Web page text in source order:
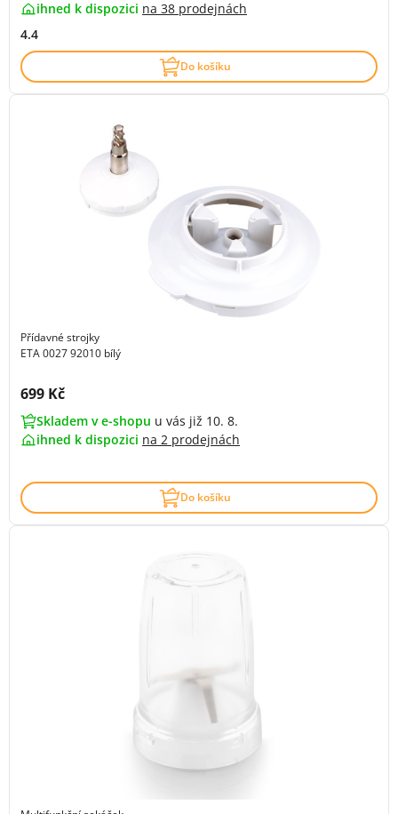
ihned k dispozici na 38 prodejnách
4.4
Do košíku
Přídavné strojky
ETA 0027 92010 bílý
Cena s DPH:
699 Kč
Skladem v e-shopu u vás již 10. 8.
ihned k dispozici na 2 prodejnách
Do košíku